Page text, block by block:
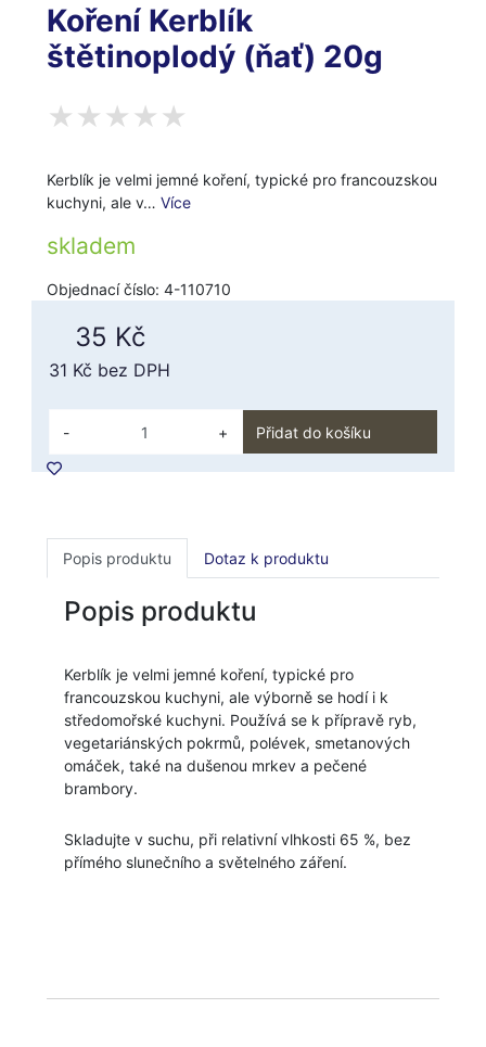
Koření Kerblík
štětinoplodý (ňať) 20g
Kerblík je velmi jemné koření, typické pro francouzskou
kuchyni, ale v… Více
skladem
Objednací číslo: 4-110710
35 Kč
31 Kč bez DPH
- + Přidat do košíku
Popis produktu Dotaz k produktu
Popis produktu
Kerblík je velmi jemné koření, typické pro
francouzskou kuchyni, ale výborně se hodí i k
středomořské kuchyni. Používá se k přípravě ryb,
vegetariánských pokrmů, polévek, smetanových
omáček, také na dušenou mrkev a pečené
brambory.
Skladujte v suchu, při relativní vlhkosti 65 %, bez
přímého slunečního a světelného záření.